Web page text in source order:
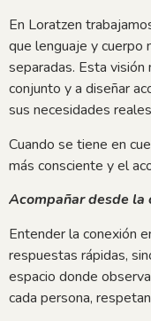
En Loratzen
que lenguaje y cuerpo
separadas. Esta visión
conjunto y a diseñar
sus necesidades
Cuando se tiene en
más consciente y el
Acompañar desde la
Entender la conexión
respuestas rápidas,
espacio donde
cada persona,